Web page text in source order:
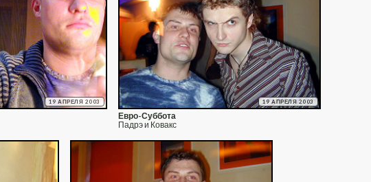
19 АПРЕЛЯ 2003 19 АПРЕЛЯ 2003
Евро-Суббота
Падрэ и Ковакс